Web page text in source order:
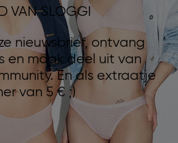
VAN SLOGGI
nieuwsbrief, ontvang
en maak deel uit van
En als extraatje
van 5 € ;)